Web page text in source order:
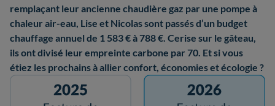
remplaçant leur ancienne chaudière gaz par une pompe à
chaleur air-eau, Lise et Nicolas sont passés d’un budget
chauffage annuel de 1 583 € à 788 €. Cerise sur le gâteau,
ils ont divisé leur empreinte carbone par 70. Et si vous
étiez les prochains à allier confort, économies et écologie ?